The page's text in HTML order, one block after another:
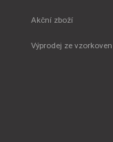
Akční zboží
Výprodej ze vzorkoven